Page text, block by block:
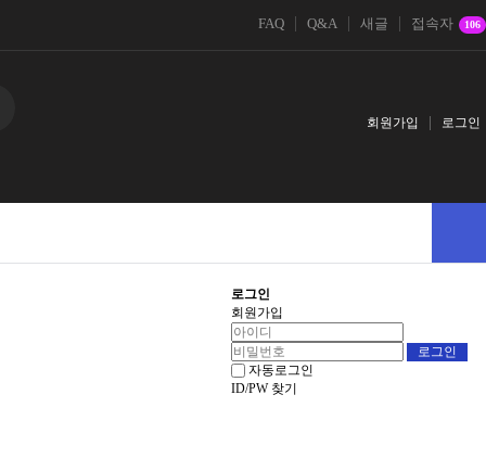
FAQ Q&A 새글 접속자 106
회원가입 로그인
로그인
회원가입
자동로그인
ID/PW 찾기